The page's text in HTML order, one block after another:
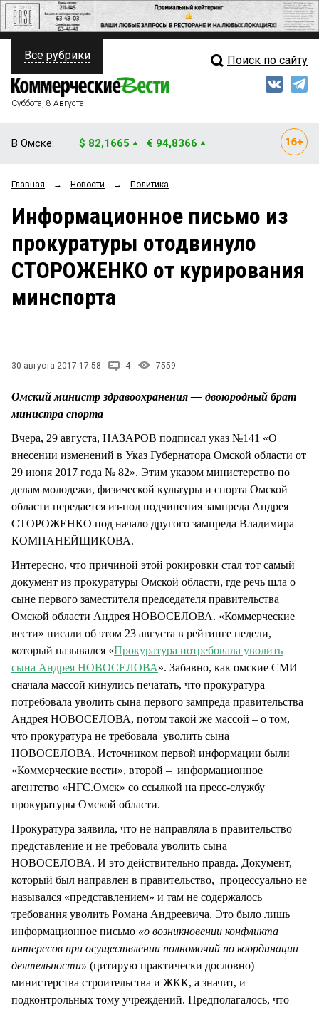
ПОЛИТИКА
ФИНАНСЫ
ОБЩЕСТВО
ЗАКОН
НОВОСТИ КОМПАНИЙ
Свежий выпуск
Рейтинги
Блоги
Архив
Все рубрики Поиск по сайту
Суббота, 8 Августа
В Омске: $ 82,1665 € 94,8366
Главная → Новости → Политика
Информационное письмо из
прокуратуры отодвинуло
СТОРОЖЕНКО от курирования
минспорта
30 августа 2017 17:58 4 7559
Омский министр здравоохранения — двоюродный брат
министра спорта
Вчера, 29 августа, НАЗАРОВ подписал указ №141 «О
внесении изменений в Указ Губернатора Омской области от
29 июня 2017 года № 82». Этим указом министерство по
делам молодежи, физической культуры и спорта Омской
области передается из-под подчинения зампреда Андрея
СТОРОЖЕНКО под начало другого зампреда Владимира
КОМПАНЕЙЩИКОВА.
Интересно, что причиной этой рокировки стал тот самый
документ из прокуратуры Омской области, где речь шла о
сыне первого заместителя председателя правительства
Омской области Андрея НОВОСЕЛОВА. «Коммерческие
вести» писали об этом 23 августа в рейтинге недели,
который назывался «Прокуратура потребовала уволить
сына Андрея НОВОСЕЛОВА». Забавно, как омские СМИ
сначала массой кинулись печатать, что прокуратура
потребовала уволить сына первого зампреда правительства
Андрея НОВОСЕЛОВА, потом такой же массой – о том,
что прокуратура не требовала уволить сына
НОВОСЕЛОВА. Источником первой информации были
«Коммерческие вести», второй – информационное
агентство «НГС.Омск» со ссылкой на пресс-службу
прокуратуры Омской области.
Прокуратура заявила, что не направляла в правительство
представление и не требовала уволить сына
НОВОСЕЛОВА. И это действительно правда. Документ,
который был направлен в правительство, процессуально не
назывался «представлением» и там не содержалось
требования уволить Романа Андреевича. Это было лишь
информационное письмо «о возникновении конфликта
интересов при осуществлении полномочий по координации
деятельности» (цитирую практически дословно)
министерства строительства и ЖКК, а значит, и
подконтрольных тому учреждений. Предполагалось, что